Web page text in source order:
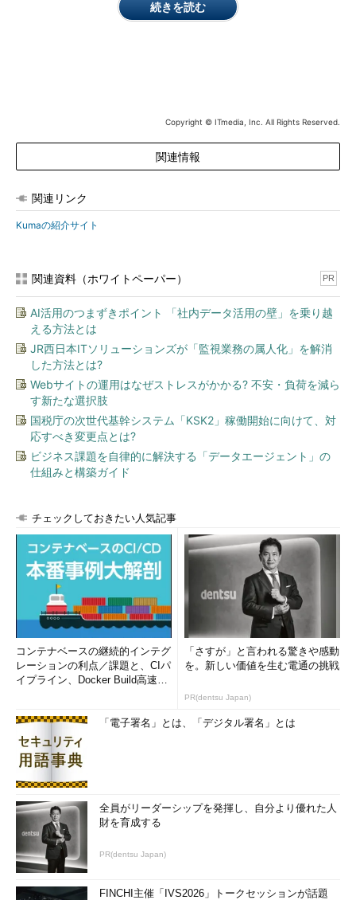
Kumaは、実稼働環境でサービスメッシュを実行している150
以上の企業組織からKongが学んだ教訓を基に構築されていると
続きを読む
Copyright © ITmedia, Inc. All Rights Reserved.
関連情報
関連リンク
Kumaの紹介サイト
関連資料（ホワイトペーパー） PR
AI活用のつまずきポイント 「社内データ活用の壁」を乗り越
える方法とは
JR西日本ITソリューションズが「監視業務の属人化」を解消
した方法とは?
Webサイトの運用はなぜストレスがかかる? 不安・負荷を減ら
す新たな選択肢
国税庁の次世代基幹システム「KSK2」稼働開始に向けて、対
応すべき変更点とは?
ビジネス課題を自律的に解決する「データエージェント」の
仕組みと構築ガイド
チェックしておきたい人気記事
コンテナベースの継続的インテグ
レーションの利点／課題と、CIパ
イプライン、Docker Build高速化
「さすが」と言われる驚きや感動
を。新しい価値を生む電通の挑戦
PR(dentsu Japan)
「電子署名」とは、「デジタル署名」とは
全員がリーダーシップを発揮し、自分より優れた人
財を育成する
PR(dentsu Japan)
FINCHI主催「IVS2026」トークセッションが話題